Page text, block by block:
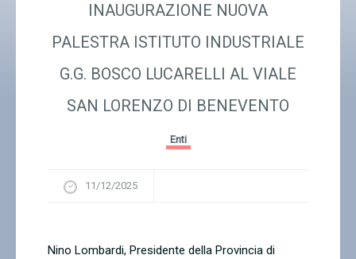
Carrello
Chi siamo
INAUGURAZIONE NUOVA
PALESTRA ISTITUTO INDUSTRIALE
G.G. BOSCO LUCARELLI AL VIALE
SAN LORENZO DI BENEVENTO
Enti
11/12/2025
Nino Lombardi, Presidente della Provincia di